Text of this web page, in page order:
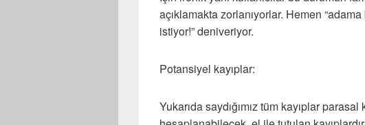
açıklamakta zorlanıyorlar. Hemen
istiyor!” deniveriyor.
Potansiyel kayıplar:
Yukarıda saydığımız tüm kayıplar parasal